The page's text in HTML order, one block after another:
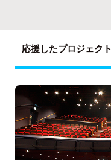
応援したプロジェクト